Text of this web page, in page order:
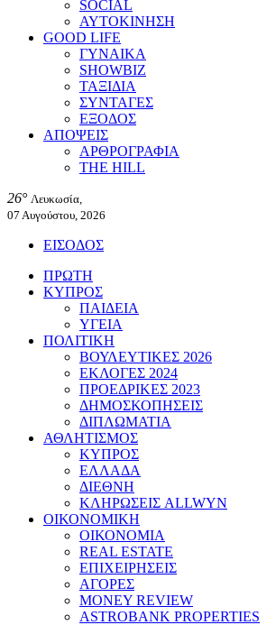
SOCIAL
ΑΥΤΟΚΙΝΗΣΗ
GOOD LIFE
ΓΥΝΑΙΚΑ
SHOWBIZ
ΤΑΞΙΔΙΑ
ΣΥΝΤΑΓΕΣ
ΕΞΟΔΟΣ
ΑΠΟΨΕΙΣ
ΑΡΘΡΟΓΡΑΦΙΑ
THE HILL
26° Λευκωσία,
07 Αυγούστου, 2026
ΕΙΣΟΔΟΣ
ΠΡΩΤΗ
ΚΥΠΡΟΣ
ΠΑΙΔΕΙΑ
ΥΓΕΙΑ
ΠΟΛΙΤΙΚΗ
ΒΟΥΛΕΥΤΙΚΕΣ 2026
ΕΚΛΟΓΕΣ 2024
ΠΡΟΕΔΡΙΚΕΣ 2023
ΔΗΜΟΣΚΟΠΗΣΕΙΣ
ΔΙΠΛΩΜΑΤΙΑ
ΑΘΛΗΤΙΣΜΟΣ
ΚΥΠΡΟΣ
ΕΛΛΑΔΑ
ΔΙΕΘΝΗ
ΚΛΗΡΩΣΕΙΣ ALLWYN
ΟΙΚΟΝΟΜΙΚΗ
ΟΙΚΟΝΟΜΙΑ
REAL ESTATE
ΕΠΙΧΕΙΡΗΣΕΙΣ
ΑΓΟΡΕΣ
MONEY REVIEW
ASTROBANK PROPERTIES